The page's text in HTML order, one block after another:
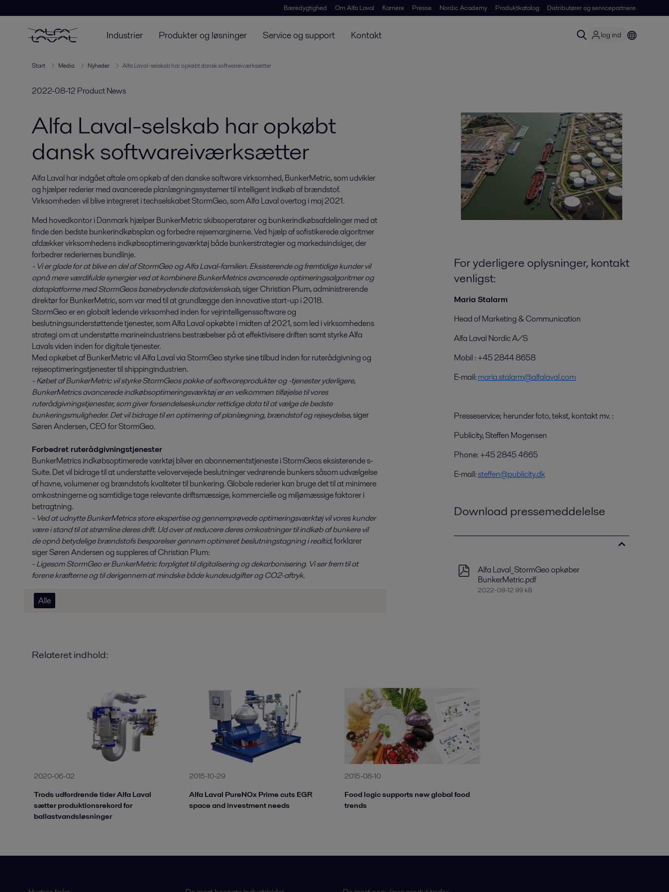
Bæredygtighed Om Alfa Laval Karriere Presse Nordic Academy Produktkatalog Distributører og servicepartnere
Industrier Produkter og løsninger Service og support Kontakt log ind
Start Media Nyheder Alfa Laval-selskab har opkøbt dansk softwareiværksætter
2022-08-12 Product News
Alfa Laval-selskab har opkøbt
dansk softwareiværksætter
Alfa Laval har indgået aftale om opkøb af den danske software virksomhed, BunkerMetric, som udvikler
og hjælper rederier med avancerede planlægningssystemer til intelligent indkøb af brændstof.
Virksomheden vil blive integreret i techselskabet StormGeo, som Alfa Laval overtog i maj 2021.
Med hovedkontor i Danmark hjælper BunkerMetric skibsoperatører og bunkerindkøbsafdelinger med at
finde den bedste bunkerindkøbsplan og forbedre rejsemarginerne. Ved hjælp af sofistikerede algoritmer
afdækker virksomhedens indkøbsoptimeringsværktøj både bunkerstrategier og markedsindsiger, der
forbedrer rederiernes bundlinje.
- Vi er glade for at blive en del af StormGeo og Alfa Laval-familien. Eksisterende og fremtidige kunder vil
opnå mere værdifulde synergier ved at kombinere BunkerMetrics avancerede optimeringsalgoritmer og
dataplatforme med StormGeos banebrydende datavidenskab, siger Christian Plum, administrerende
direktør for BunkerMetric, som var med til at grundlægge den innovative start-up i 2018.
StormGeo er en globalt ledende virksomhed inden for vejrintelligenssoftware og
beslutningsunderstøttende tjenester, som Alfa Laval opkøbte i midten af 2021, som led i virksomhedens
strategi om at understøtte marineindustriens bestræbelser på at effektivisere driften samt styrke Alfa
Lavals viden inden for digitale tjenester.
Med opkøbet af BunkerMetric vil Alfa Laval via StormGeo styrke sine tilbud inden for ruterådgivning og
rejseoptimeringstjenester til shippingindustrien.
- Købet af BunkerMetric vil styrke StormGeos pakke af softwareprodukter og -tjenester yderligere,
BunkerMetrics avancerede indkøbsoptimeringsværktøj er en velkommen tilføjelse til vores
ruterådgivningstjenester, som giver forsendelseskunder rettidige data til at vælge de bedste
bunkeringsmuligheder. Det vil bidrage til en optimering af planlægning, brændstof og rejseydelse, siger
Søren Andersen, CEO for StormGeo.
Forbedret ruterådgivningstjenester
BunkerMetrics indkøbsoptimerede værktøj bliver en abonnementstjeneste i StormGeos eksisterende s-
Suite. Det vil bidrage til at understøtte velovervejede beslutninger vedrørende bunkers såsom udvælgelse
af havne, volumener og brændstofs kvaliteter til bunkering. Globale rederier kan bruge det til at minimere
omkostningerne og samtidige tage relevante driftsmæssige, kommercielle og miljømæssige faktorer i
betragtning.
- Ved at udnytte BunkerMetrics store ekspertise og gennemprøvede optimeringsværktøj vil vores kunder
være i stand til at strømline deres drift. Ud over at reducere deres omkostninger til indkøb af bunkere vil
de opnå betydelige brændstofs besparelser gennem optimeret beslutningstagning i realtid, forklarer
siger Søren Andersen og suppleres af Christian Plum:
- Ligesom StormGeo er BunkerMetric forpligtet til digitalisering og dekarbonisering. Vi ser frem til at
forene kræfterne og til derigennem at mindske både kundeudgifter og CO2-aftryk.
Alle
For yderligere oplysninger, kontakt
venligst:
Maria Stalarm
Head of Marketing & Communication
Alfa Laval Nordic A/S
Mobil : +45 2844 8658
E-mail:maria.stalarm@alfalaval.com
Presseservice; herunder foto, tekst, kontakt mv. :
Publicity, Steffen Mogensen
Phone: +45 2845 4665
E-mail:steffen@publicity.dk
Download pressemeddelelse
Alfa Laval_StormGeo opkøber
BunkerMetric.pdf
2022-08-12 99 kB
Relateret indhold:
2020-06-02
Trods udfordrende tider Alfa Laval
sætter produktionsrekord for
ballastvandsløsninger
2015-10-29
Alfa Laval PureNOx Prime cuts EGR
space and investment needs
2015-08-10
Food logic supports new global food
trends